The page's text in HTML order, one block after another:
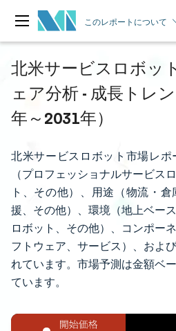
このレポートについて
北米サービスロボッ
ェア分析 - 成長トレ
年～2031年）
北米サービスロボット市場レ
（プロフェッショナルサービス
ト、その他）、用途（物流・
援、その他）、環境（地上ベー
ロボット、その他）、コンポー
フトウェア、サービス）、およ
れています。市場予測は金額ベ
ています。